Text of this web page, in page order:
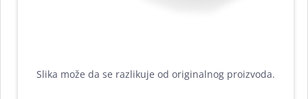
Slika može da se razlikuje od originalnog proizvoda.